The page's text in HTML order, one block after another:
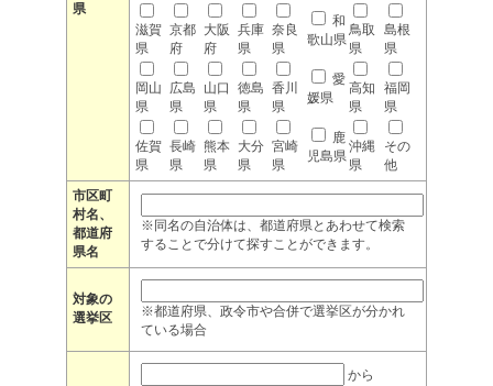
県
滋賀
県
京都
府
大阪
府
兵庫
県
奈良
県
和
歌山県
鳥取
県
島根
県
岡山
県
広島
県
山口
県
徳島
県
香川
県
愛
媛県
高知
県
福岡
県
佐賀
県
長崎
県
熊本
県
大分
県
宮崎
県
鹿
児島県
沖縄
県
その
他
市区町
村名、
都道府
県名
※同名の自治体は、都道府県とあわせて検索
することで分けて探すことができます。
対象の
選挙区
※都道府県、政令市や合併で選挙区が分かれ
ている場合
から